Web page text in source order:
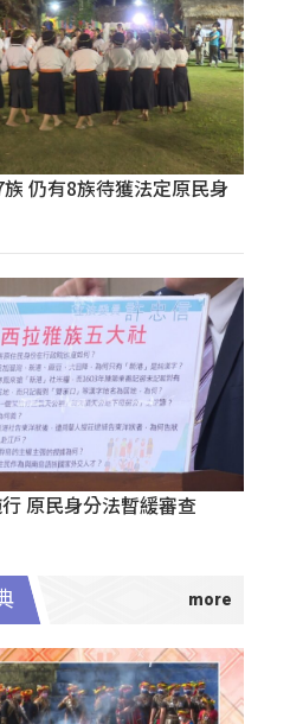
仍有8族待獲法定原民身
原民身分法暫緩審查